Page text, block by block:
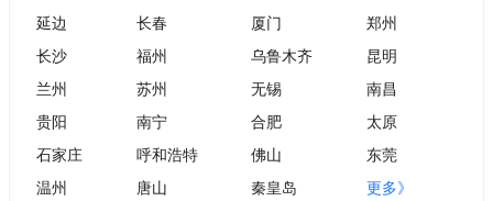
延边
长春 厦门
郑州
长沙
福州 乌鲁木齐
昆明
兰州
苏州 无锡
南昌
贵阳
南宁 合肥
太原
石家庄
呼和浩特 佛山
东莞
温州
唐山 秦皇岛 更多》